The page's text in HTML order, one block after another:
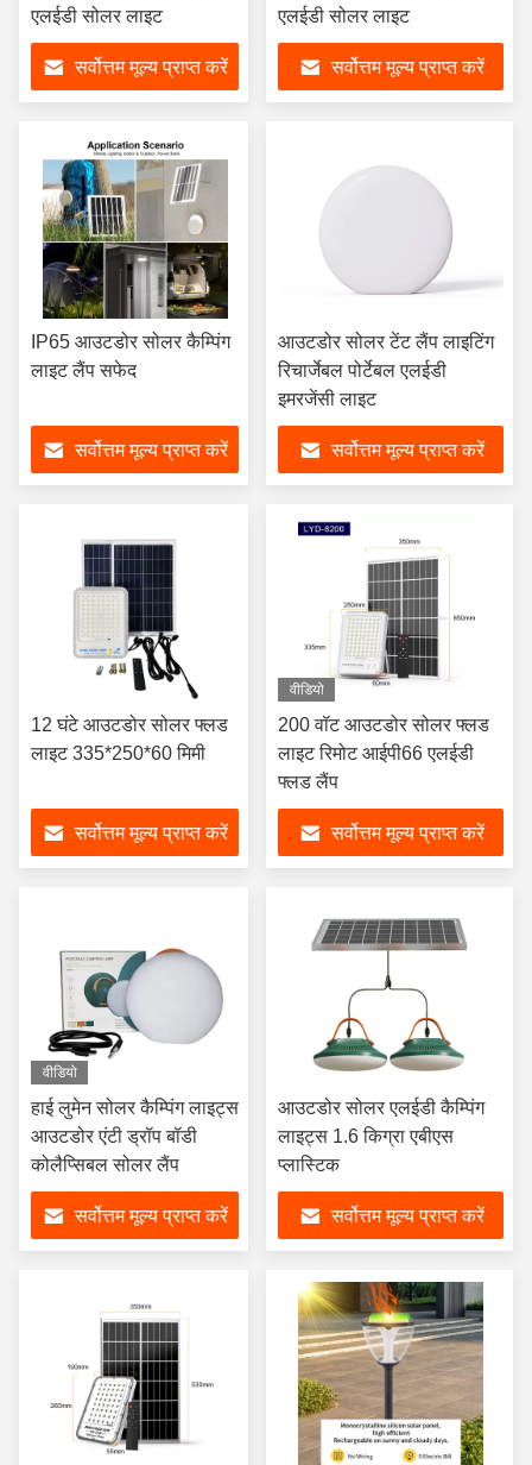
एलईडी सोलर लाइट
सर्वोत्तम मूल्य प्राप्त करें
एलईडी सोलर लाइट
सर्वोत्तम मूल्य प्राप्त करें
IP65 आउटडोर सोलर कैम्पिंग
लाइट लैंप सफेद
सर्वोत्तम मूल्य प्राप्त करें
आउटडोर सोलर टेंट लैंप लाइटिंग
रिचार्जेबल पोर्टेबल एलईडी
इमरजेंसी लाइट
सर्वोत्तम मूल्य प्राप्त करें
12 घंटे आउटडोर सोलर फ्लड
लाइट 335*250*60 मिमी
सर्वोत्तम मूल्य प्राप्त करें
वीडियो
200 वॉट आउटडोर सोलर फ्लड
लाइट रिमोट आईपी66 एलईडी
फ्लड लैंप
सर्वोत्तम मूल्य प्राप्त करें
वीडियो
हाई लुमेन सोलर कैम्पिंग लाइट्स
आउटडोर एंटी ड्रॉप बॉडी
कोलैप्सिबल सोलर लैंप
सर्वोत्तम मूल्य प्राप्त करें
आउटडोर सोलर एलईडी कैम्पिंग
लाइट्स 1.6 किग्रा एबीएस
प्लास्टिक
सर्वोत्तम मूल्य प्राप्त करें